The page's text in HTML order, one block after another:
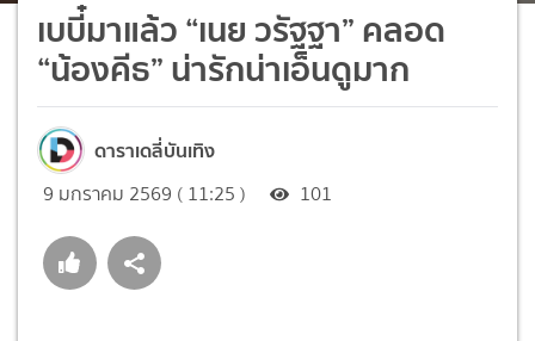
เบบี๋มาแล้ว “เนย วรัฐฐา” คลอด
“น้องคีธ” น่ารักน่าเอ็นดูมาก
ดาราเดลี่บันเทิง
9 มกราคม 2569 ( 11:25 ) 101